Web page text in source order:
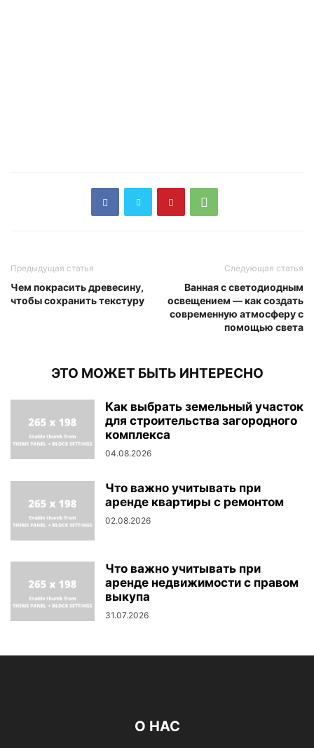
Предыдущая статья
Чем покрасить древесину,
чтобы сохранить текстуру
Следующая статья
Ванная с светодиодным
освещением — как создать
современную атмосферу с
помощью света
ЭТО МОЖЕТ БЫТЬ ИНТЕРЕСНО
Как выбрать земельный участок
для строительства загородного
комплекса
04.08.2026
Что важно учитывать при
аренде квартиры с ремонтом
02.08.2026
Что важно учитывать при
аренде недвижимости с правом
выкупа
31.07.2026
О НАС